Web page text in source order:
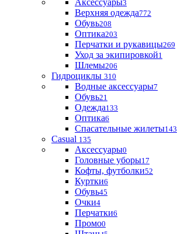
Аксессуары3
Верхняя одежда772
Обувь208
Оптика203
Перчатки и рукавицы269
Уход за экипировкой1
Шлемы206
Гидроциклы 310
Водные аксессуары7
Обувь21
Одежда133
Оптика6
Спасательные жилеты143
Casual 135
Аксессуары0
Головные уборы17
Кофты, футболки52
Куртки6
Обувь45
Очки4
Перчатки6
Промо0